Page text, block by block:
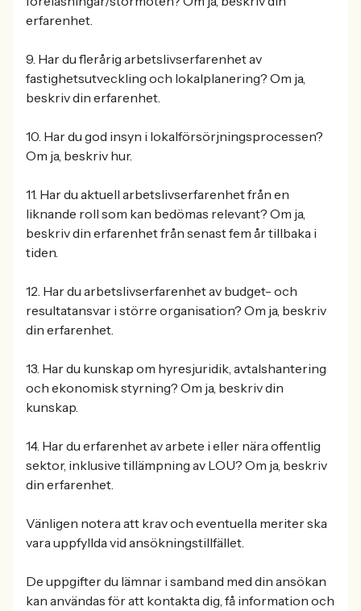
erfarenhet.
9. Har du flerårig arbetslivserfarenhet av
fastighetsutveckling och lokalplanering? Om ja,
beskriv din erfarenhet.
10. Har du god insyn i lokalförsörjningsprocessen?
Om ja, beskriv hur.
11. Har du aktuell arbetslivserfarenhet från en
liknande roll som kan bedömas relevant? Om ja,
beskriv din erfarenhet från senast fem år tillbaka i
tiden.
12. Har du arbetslivserfarenhet av budget- och
resultatansvar i större organisation? Om ja, beskriv
din erfarenhet.
13. Har du kunskap om hyresjuridik, avtalshantering
och ekonomisk styrning? Om ja, beskriv din
kunskap.
14. Har du erfarenhet av arbete i eller nära offentlig
sektor, inklusive tillämpning av LOU? Om ja, beskriv
din erfarenhet.
Vänligen notera att krav och eventuella meriter ska
vara uppfyllda vid ansökningstillfället.
De uppgifter du lämnar i samband med din ansökan
kan användas för att kontakta dig, få information och